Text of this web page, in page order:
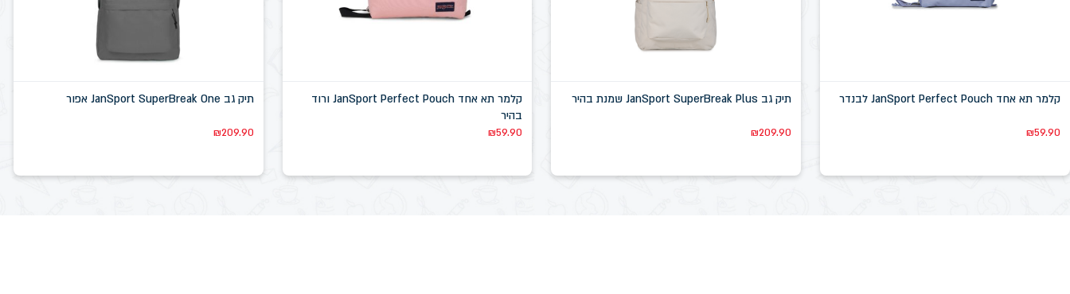
קלמר תא אחד JanSport Perfect Pouch לבנדר
₪59.90
תיק גב JanSport SuperBreak Plus שמנת בהיר
₪209.90
קלמר תא אחד JanSport Perfect Pouch ורוד
בהיר
₪59.90
תיק גב JanSport SuperBreak One אפור
₪209.90